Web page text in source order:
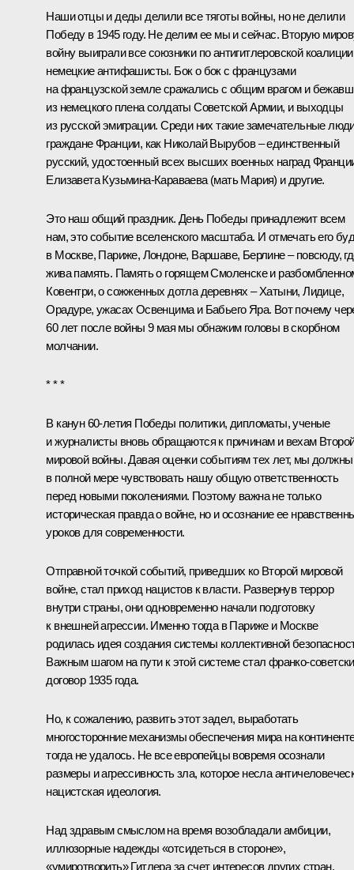
Наши отцы и деды делили все тяготы войны, но не делили
Победу в 1945 году. Не делим ее мы и сейчас. Вторую
войну выиграли все союзники по антигитлеровской
немецкие антифашисты. Бок о бок с французами
на французской земле сражались с общим врагом и
из немецкого плена солдаты Советской Армии, и выходцы
из русской эмиграции. Среди них такие замечательные
граждане Франции, как Николай Вырубов – единственный
русский, удостоенный всех высших военных наград
Елизавета Кузьмина-Караваева (мать Мария) и другие.
Это наш общий праздник. День Победы принадлежит всем
нам, это событие вселенского масштаба. И отмечать его
в Москве, Париже, Лондоне, Варшаве, Берлине – повсюду,
жива память. Память о горящем Смоленске и
Ковентри, о сожженных дотла деревнях – Хатыни, Лидице,
Орадуре, ужасах Освенцима и Бабьего Яра. Вот почему
60 лет после войны 9 мая мы обнажим головы в скорбном
молчании.
* * *
В канун 60-летия Победы политики, дипломаты, ученые
и журналисты вновь обращаются к причинам и вехам
мировой войны. Давая оценки событиям тех лет, мы должны
в полной мере чувствовать нашу общую ответственность
перед новыми поколениями. Поэтому важна не только
историческая правда о войне, но и осознание ее
уроков для современности.
Отправной точкой событий, приведших ко Второй мировой
войне, стал приход нацистов к власти. Развернув террор
внутри страны, они одновременно начали подготовку
к внешней агрессии. Именно тогда в Париже и Москве
родилась идея создания системы коллективной
Важным шагом на пути к этой системе стал франко-
договор 1935 года.
Но, к сожалению, развить этот задел, выработать
многосторонние механизмы обеспечения мира на
тогда не удалось. Не все европейцы вовремя осознали
размеры и агрессивность зла, которое несла
нацистская идеология.
Над здравым смыслом на время возобладали амбиции,
иллюзорные надежды «отсидеться в стороне»,
«умиротворить» Гитлера за счет интересов других стран.